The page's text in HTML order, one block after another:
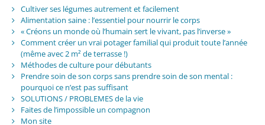
Cultiver ses légumes autrement et facilement
Alimentation saine : l’essentiel pour nourrir le corps
« Créons un monde où l’humain sert le vivant, pas l’inverse »
Comment créer un vrai potager familial qui produit toute l’année
(même avec 2 m² de terrasse !)
Méthodes de culture pour débutants
Prendre soin de son corps sans prendre soin de son mental :
pourquoi ce n’est pas suffisant
SOLUTIONS / PROBLEMES de la vie
Faites de l’impossible un compagnon
Mon site